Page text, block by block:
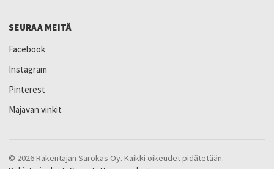
SEURAA MEITÄ
Facebook
Instagram
Pinterest
Majavan vinkit
© 2026 Rakentajan Sarokas Oy. Kaikki oikeudet pidätetään.